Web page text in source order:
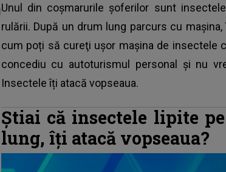
Unul din coşmarurile şoferilor sunt
rulării. După un drum lung parcurs cu
cum poți să cureţi uşor maşina de insectele
concediu cu autoturismul personal și nu
Insectele îți atacă vopseaua.
Știai că insectele lipite
lung, îți atacă vopseaua?